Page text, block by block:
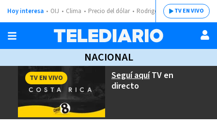
Hoy interesa OIJ Clima Precio del dólar Rodrigo ChavesTV EN VIVO
NACIONAL
Seguí aquíTV en
directo
TV EN VIVO